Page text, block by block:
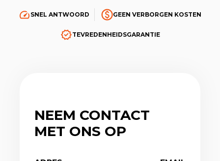
SNEL ANTWOORD GEEN VERBORGEN KOSTEN
TEVREDENHEIDSGARANTIE
NEEM CONTACT
MET ONS OP